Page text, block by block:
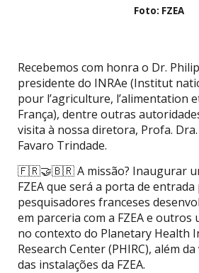
Foto: FZEA
Recebemos com honra o Dr.
presidente do INRAe (Institut
pour l’agriculture, l’alimentation
França), dentre outras
visita à nossa diretora, Profa.
Favaro Trindade.
🇫🇷🤝🇧🇷 A missão? Inaugurar
FZEA que será a porta de entrada
pesquisadores franceses
em parceria com a FZEA e outros
no contexto do Planetary Health
Research Center (PHIRC), além
das instalações da FZEA.